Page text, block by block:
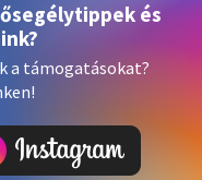
és
a támogatásokat?